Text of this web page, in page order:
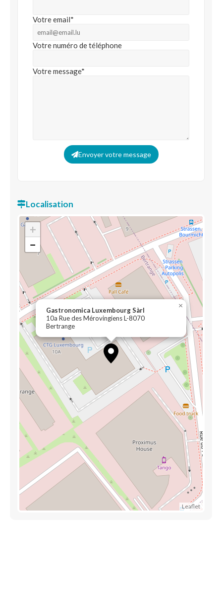
Votre email*
Votre numéro de téléphone
Votre message*
Envoyer votre message
Localisation
Gastronomica Luxembourg Sàrl
10a Rue des Mérovingiens L-8070
Bertrange
×
+
−
Leaflet